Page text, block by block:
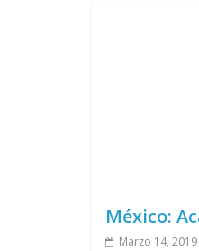
México:
Marzo 14, 2019